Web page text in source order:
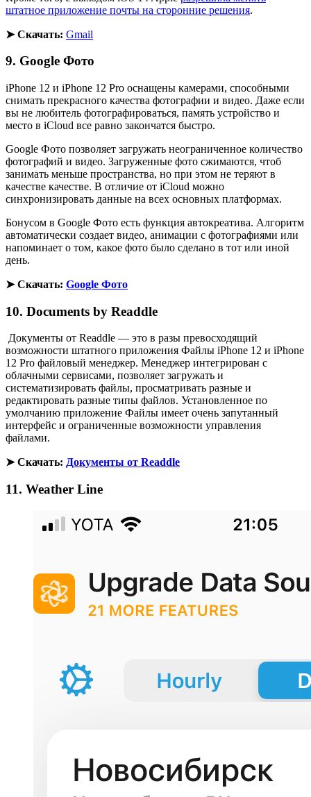
штатное приложение почты на сторонние решения.
➤ Скачать: Gmail
9. Google Фото
iPhone 12 и iPhone 12 Pro оснащены камерами, способными
снимать прекрасного качества фотографии и видео. Даже если
вы не любитель фотографироваться, память устройство и
место в iCloud все равно закончатся быстро.
Google Фото позволяет загружать неограниченное количество
фотографий и видео. Загруженные фото сжимаются, чтоб
занимать меньше пространства, но при этом не теряют в
качестве качестве. В отличие от iCloud можно
синхронизировать данные на всех основных платформах.
Бонусом в Google Фото есть функция автокреатива. Алгоритм
автоматически создает видео, анимации с фотографиями или
напоминает о том, какое фото было сделано в тот или иной
день.
➤ Скачать: Google Фото
10. Documents by Readdle
Документы от Readdle — это в разы превосходящий
возможности штатного приложения Файлы iPhone 12 и iPhone
12 Pro файловый менеджер. Менеджер интегрирован с
облачными сервисами, позволяет загружать и
систематизировать файлы, просматривать разные и
редактировать разные типы файлов. Установленное по
умолчанию приложение Файлы имеет очень запутанный
интерфейс и ограниченные возможности управления
файлами.
➤ Скачать: Документы от Readdle
11. Weather Line